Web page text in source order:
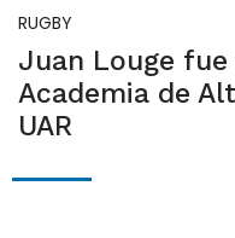
RUGBY
Juan Louge
Academia de
UAR